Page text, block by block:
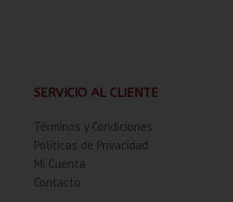
SERVICIO AL CLIENTE
Términos y Condiciones
Politicas de Privacidad
Mi Cuenta
Contacto